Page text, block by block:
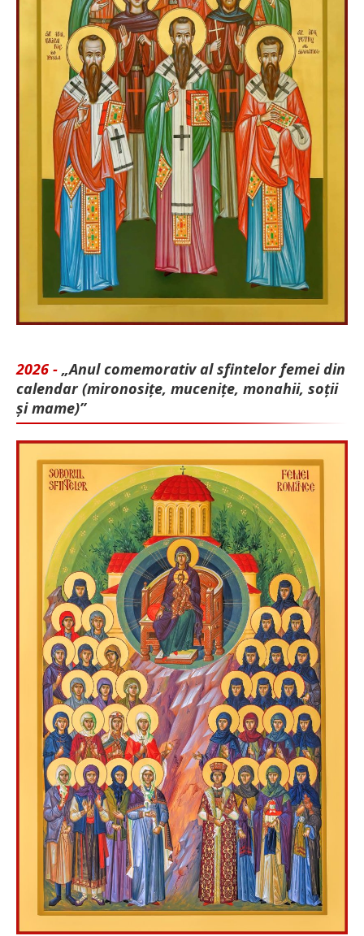
2026 - „Anul comemorativ al sfintelor femei din
calendar (mironosițe, mu­cenițe, monahii, soții
și mame)”